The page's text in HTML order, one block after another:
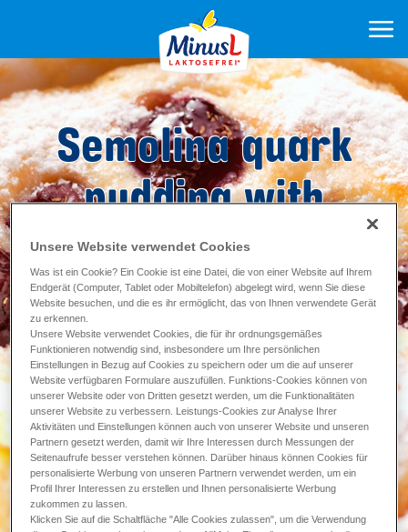
Semolina quark
pudding with
cherries
Zubereitung 40min
Unsere Website verwendet Cookies
Was ist ein Cookie? Ein Cookie ist eine Datei, die von einer Website auf Ihrem
Endgerät (Computer, Tablet oder Mobiltelefon) abgelegt wird, wenn Sie diese
Website besuchen, und die es ihr ermöglicht, das von Ihnen verwendete Gerät
zu erkennen.
Unsere Website verwendet Cookies, die für ihr ordnungsgemäßes
Funktionieren notwendig sind, insbesondere um Ihre persönlichen
Einstellungen in Bezug auf Cookies zu speichern oder um die auf unserer
Website verfügbaren Formulare auszufüllen. Funktions-Cookies können von
unserer Website oder von Dritten gesetzt werden, um die Funktionalitäten
unserer Website zu verbessern. Leistungs-Cookies zur Analyse Ihrer
Aktivitäten und Einstellungen können auch von unserer Website und unseren
Partnern gesetzt werden, damit wir Ihre Interessen durch Messungen der
Seitenaufrufe besser verstehen können. Darüber hinaus können Cookies für
personalisierte Werbung von unseren Partnern verwendet werden, um ein
Profil Ihrer Interessen zu erstellen und Ihnen personalisierte Werbung
zukommen zu lassen.
Klicken Sie auf die Schaltfläche "Alle Cookies zulassen", um die Verwendung